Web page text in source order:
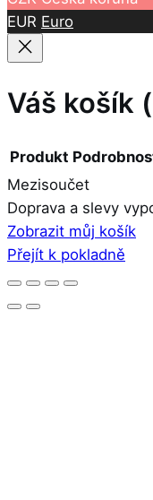
EUR Euro
Váš košík
Produkty
v
košíku
Produkt
Mezisoučet
Doprava a slevy
Zobrazit můj košík
Přejít k pokladně